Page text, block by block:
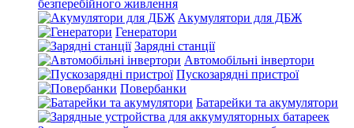
безперебійного живлення
Акумулятори для ДБЖ
Генератори
Зарядні станції
Автомобільні інвертори
Пускозарядні пристрої
Повербанки
Батарейки та акумулятори